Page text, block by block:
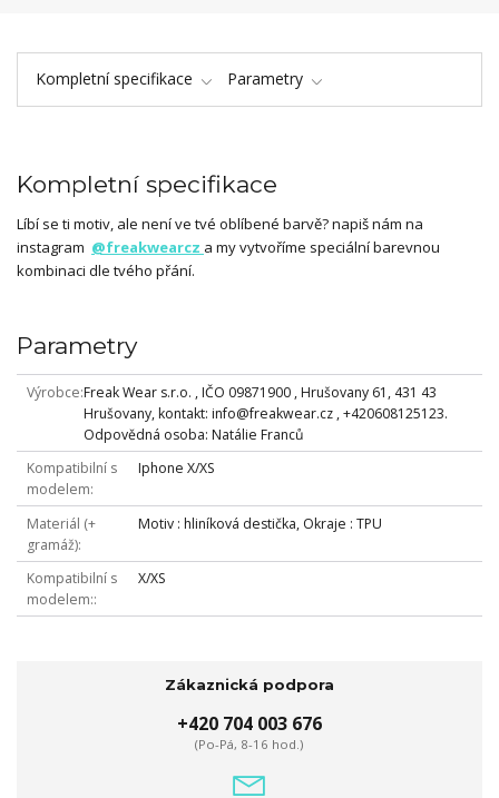
Kompletní specifikace Parametry
Kompletní specifikace
Líbí se ti motiv, ale není ve tvé oblíbené barvě? napiš nám na
instagram @freakwearcz a my vytvoříme speciální barevnou
kombinaci dle tvého přání.
Parametry
Výrobce Freak Wear s.r.o. , IČO 09871900 , Hrušovany 61, 431 43
Hrušovany, kontakt: info@freakwear.cz , +420608125123.
Odpovědná osoba: Natálie Franců
Kompatibilní s
modelem
Iphone X/XS
Materiál (+
gramáž)
Motiv : hliníková destička, Okraje : TPU
Kompatibilní s
modelem:
X/XS
Zákaznická podpora
+420 704 003 676
(Po-Pá, 8-16 hod.)